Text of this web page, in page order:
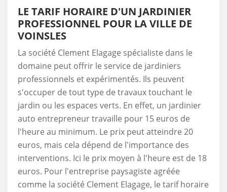
LE TARIF HORAIRE D'UN JARDINIER
PROFESSIONNEL POUR LA VILLE DE
VOINSLES
La société Clement Elagage spécialiste dans le
domaine peut offrir le service de jardiniers
professionnels et expérimentés. Ils peuvent
s'occuper de tout type de travaux touchant le
jardin ou les espaces verts. En effet, un jardinier
auto entrepreneur travaille pour 15 euros de
l'heure au minimum. Le prix peut atteindre 20
euros, mais cela dépend de l'importance des
interventions. Ici le prix moyen à l'heure est de 18
euros. Pour l'entreprise paysagiste agréée
comme la société Clement Elagage, le tarif horaire